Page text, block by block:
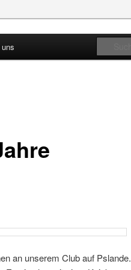
an unserem Club auf Pslande.